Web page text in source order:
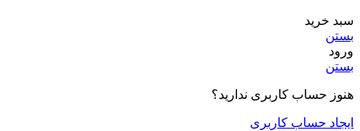
سبد خرید
بستن
ورود
بستن
هنوز حساب کاربری ندارید؟
ایجاد حساب کاربری